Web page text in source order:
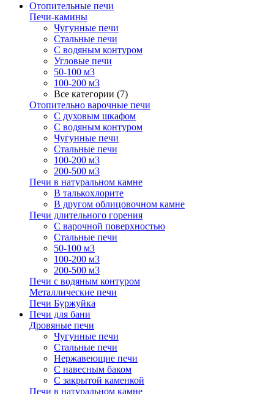
Отопительные печи
Печи-камины
Чугунные печи
Стальные печи
С водяным контуром
Угловые печи
50-100 м3
100-200 м3
Все категории (7)
Отопительно варочные печи
С духовым шкафом
С водяным контуром
Чугунные печи
Стальные печи
100-200 м3
200-500 м3
Печи в натуральном камне
В талькохлорите
В другом облицовочном камне
Печи длительного горения
С варочной поверхностью
Стальные печи
50-100 м3
100-200 м3
200-500 м3
Печи с водяным контуром
Металлические печи
Печи Буржуйка
Печи для бани
Дровяные печи
Чугунные печи
Стальные печи
Нержавеющие печи
С навесным баком
С закрытой каменкой
Печи в натуральном камне